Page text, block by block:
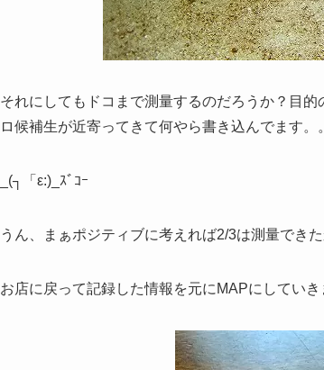
それにしてもドコまで測量するのだろうか？目
ロ候補生が近寄ってきて何やら書き込んでます
_(┐「ε:)_ｽﾞｺｰ
うん、まぁポジティブに考えれば2/3は測量できた
お店に戻って記録した情報を元にMAPにしていき